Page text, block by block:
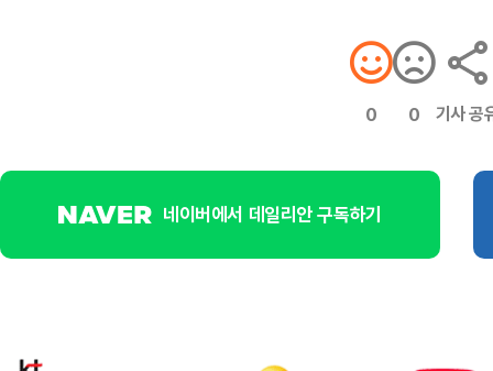
0 0 기사 공
네이버에서 데일리안 구독하기